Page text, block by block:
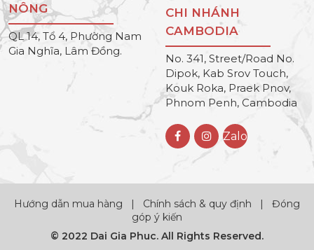
NÔNG
QL 14, Tổ 4, Phường Nam
Gia Nghĩa, Lâm Đồng.
CHI NHÁNH
CAMBODIA
No. 341, Street/Road No.
Dipok, Kab Srov Touch,
Kouk Roka, Praek Pnov,
Phnom Penh, Cambodia
Zalo
Hướng dẫn mua hàng | Chính sách & quy định | Đóng
góp ý kiến
© 2022 Dai Gia Phuc. All Rights Reserved.